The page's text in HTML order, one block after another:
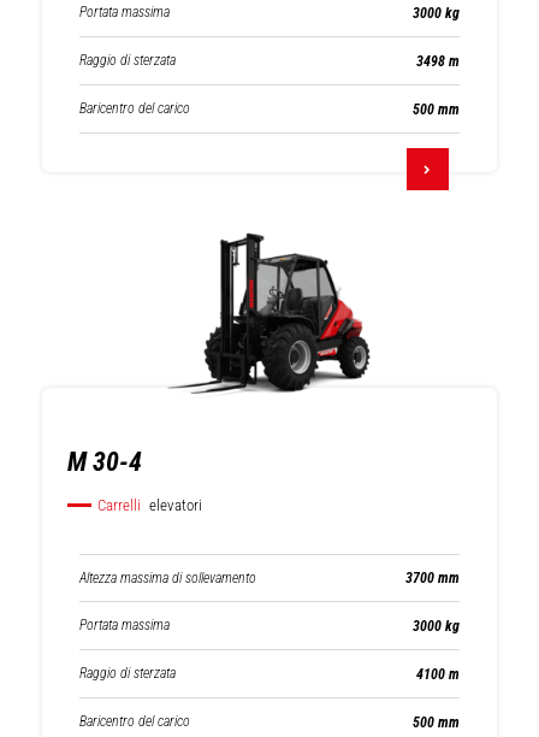
Portata massima 3000 kg
Raggio di sterzata 3498 m
Baricentro del carico 500 mm
M 30-4
Carrelli elevatori
Altezza massima di sollevamento 3700 mm
Portata massima 3000 kg
Raggio di sterzata 4100 m
Baricentro del carico 500 mm